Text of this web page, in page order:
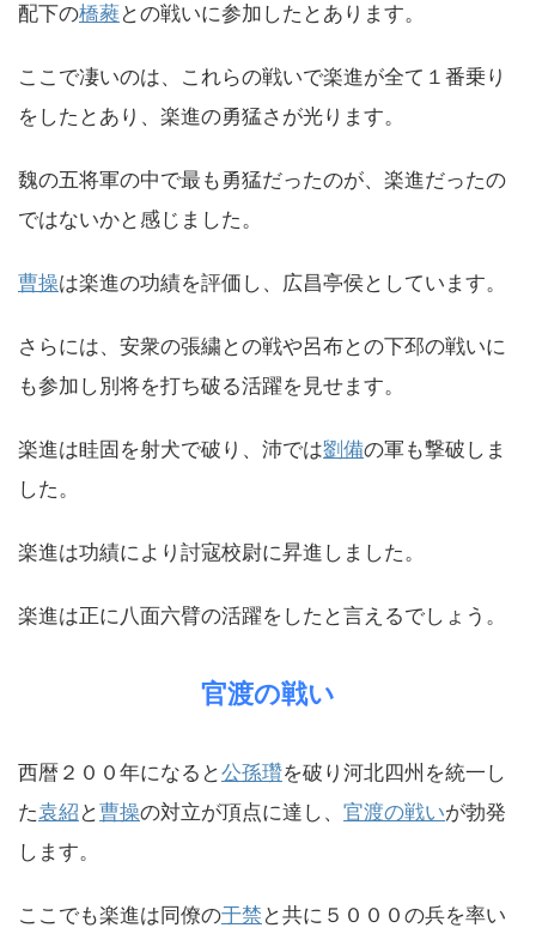
配下の橋蕤との戦いに参加したとあります。
ここで凄いのは、これらの戦いで楽進が全て１番乗り
をしたとあり、楽進の勇猛さが光ります。
魏の五将軍の中で最も勇猛だったのが、楽進だったの
ではないかと感じました。
曹操は楽進の功績を評価し、広昌亭侯としています。
さらには、安衆の張繍との戦や呂布との下邳の戦いに
も参加し別将を打ち破る活躍を見せます。
楽進は眭固を射犬で破り、沛では劉備の軍も撃破しま
した。
楽進は功績により討寇校尉に昇進しました。
楽進は正に八面六臂の活躍をしたと言えるでしょう。
官渡の戦い
西暦２００年になると公孫瓚を破り河北四州を統一し
た袁紹 と曹操の対立が頂点に達し、 官渡の戦いが勃発
します。
ここでも楽進は同僚の于禁 と共に５０００の兵を率い